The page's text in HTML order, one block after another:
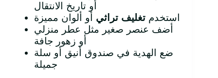
أو تاريخ الانتقال
استخدم تغليف تراثي أو ألوان مميزة
أضف عنصر صغير مثل عطر منزلي
أو زهور جافة
ضع الهدية في صندوق أنيق أو سلة
جميلة